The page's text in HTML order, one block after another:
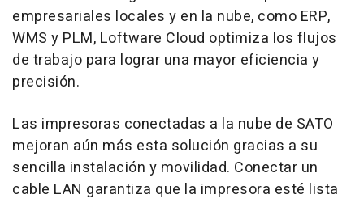
empresariales locales y en la nube, como ERP,
WMS y PLM, Loftware Cloud optimiza los flujos
de trabajo para lograr una mayor eficiencia y
precisión.
Las impresoras conectadas a la nube de SATO
mejoran aún más esta solución gracias a su
sencilla instalación y movilidad. Conectar un
cable LAN garantiza que la impresora esté lista